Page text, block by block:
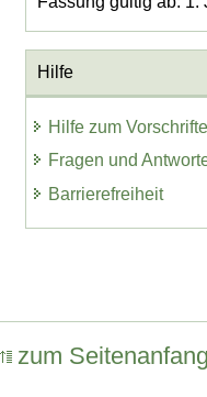
Hilfe
Hilfe zum
Fragen und
Barrierefreiheit
zum Seitenanfang